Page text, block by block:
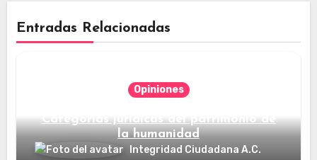
Entradas Relacionadas
Opiniones
Categorías jurídicas del patrimonio de
la humanidad
Integridad Ciudadana A.C.